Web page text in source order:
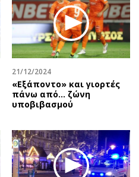
21/12/2024
«Εξάποντο» και γιορτές
πάνω από… ζώνη
υποβιβασμού